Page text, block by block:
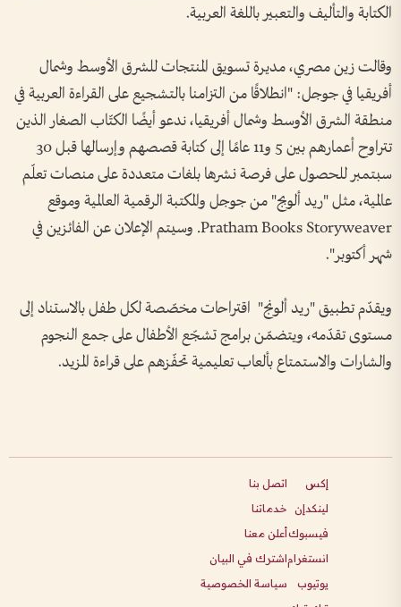
الكتابة والتأليف والتعبير باللغة العربية.
وقالت زين مصري، مديرة تسويق المنتجات للشرق الأوسط وشمال
أفريقيا في جوجل: "انطلاقًا من التزامنا بالتشجيع على القراءة العربية في
منطقة الشرق الأوسط وشمال أفريقيا، ندعو أيضًا الكتّاب الصغار الذين
تتراوح أعمارهم بين 5 و11 عامًا إلى كتابة قصصهم وإرسالها قبل 30
سبتمبر للحصول على فرصة نشرها بلغات متعددة على منصات تعلّم
عالمية، مثل "ريد ألوبج" من جوجل والمكتبة الرقمية العالمية وموقع
Pratham Books Storyweaver. وسيتم الإعلان عن الفائزين في
شهر أكتوبر".
ويقدّم تطبيق "ريد ألونج" اقتراحات مخصّصة لكل طفل بالاستناد إلى
مستوى تقدّمه، ويتضمّن برامج تشجّع الأطفال على جمع النجوم
والشارات والاستمتاع بألعاب تعليمية تحفّزهم على قراءة المزيد.
إكس
لينكدإن
فيسبوك
انستغرام
يوتيوب
اتصل بنا
خدماتنا
أعلن معنا
اشترك في البيان
سياسة الخصوصية